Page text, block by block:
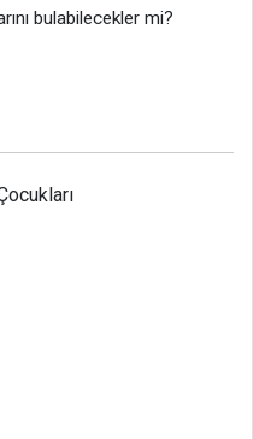
bulabilecekler mi?